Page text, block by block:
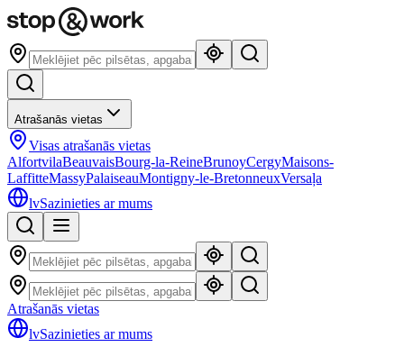
Atrašanās vietas
Visas atrašanās vietas
AlfortvilaBeauvaisBourg-la-ReineBrunoyCergyMaisons-
LaffitteMassyPalaiseauMontigny-le-BretonneuxVersaļa
lvSazinieties ar mums
Atrašanās vietas
lvSazinieties ar mums